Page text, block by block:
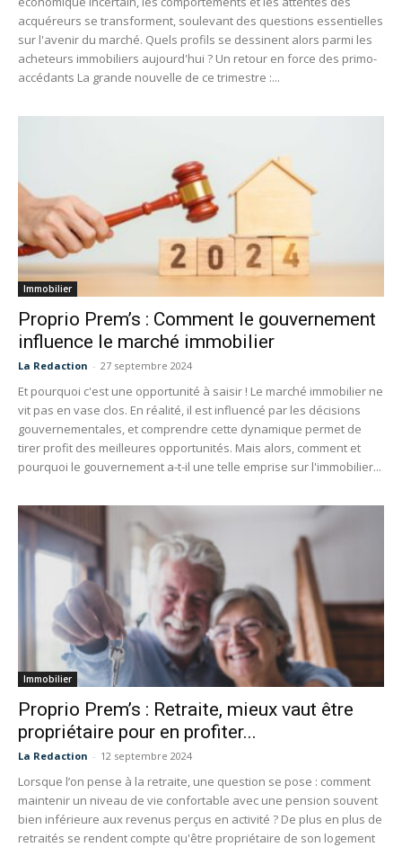
acquéreurs se transforment, soulevant des questions essentielles
sur l'avenir du marché. Quels profils se dessinent alors parmi les
acheteurs immobiliers aujourd'hui ? Un retour en force des primo-
accédants La grande nouvelle de ce trimestre :...
Immobilier
Proprio Prem’s : Comment le gouvernement
influence le marché immobilier
La Redaction - 27 septembre 2024
Et pourquoi c'est une opportunité à saisir ! Le marché immobilier ne
vit pas en vase clos. En réalité, il est influencé par les décisions
gouvernementales, et comprendre cette dynamique permet de
tirer profit des meilleures opportunités. Mais alors, comment et
pourquoi le gouvernement a-t-il une telle emprise sur l'immobilier...
Immobilier
Proprio Prem’s : Retraite, mieux vaut être
propriétaire pour en profiter...
La Redaction - 12 septembre 2024
Lorsque l’on pense à la retraite, une question se pose : comment
maintenir un niveau de vie confortable avec une pension souvent
bien inférieure aux revenus perçus en activité ? De plus en plus de
retraités se rendent compte qu'être propriétaire de son logement